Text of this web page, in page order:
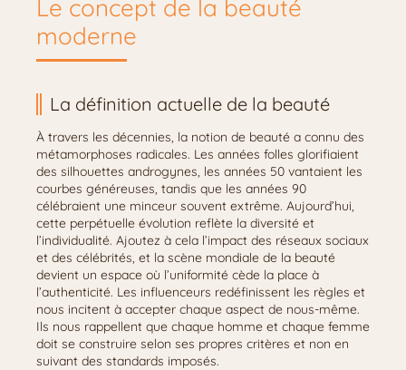
Le concept de la beauté
moderne
La définition actuelle de la beauté
À travers les décennies, la notion de beauté a connu des
métamorphoses radicales. Les années folles glorifiaient
des silhouettes androgynes, les années 50 vantaient les
courbes généreuses, tandis que les années 90
célébraient une minceur souvent extrême. Aujourd’hui,
cette perpétuelle évolution reflète la diversité et
l’individualité. Ajoutez à cela l’impact des réseaux sociaux
et des célébrités, et la scène mondiale de la beauté
devient un espace où l’uniformité cède la place à
l’authenticité. Les influenceurs redéfinissent les règles et
nous incitent à accepter chaque aspect de nous-même.
Ils nous rappellent que chaque homme et chaque femme
doit se construire selon ses propres critères et non en
suivant des standards imposés.